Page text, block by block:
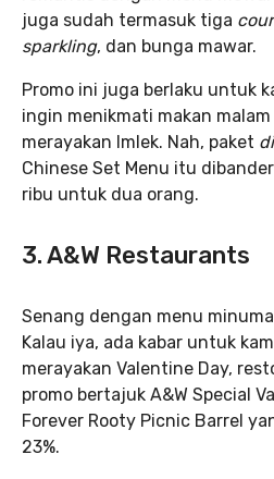
juga sudah termasuk tiga
sparkling, dan bunga mawar.
Promo ini juga berlaku untuk
ingin menikmati makan
merayakan Imlek. Nah, paket
Chinese Set Menu itu
ribu untuk dua orang.
3. A&W Restaurants
Senang dengan menu
Kalau iya, ada kabar untuk
merayakan Valentine Day,
promo bertajuk A&W Special
Forever Rooty Picnic Barrel
23%.